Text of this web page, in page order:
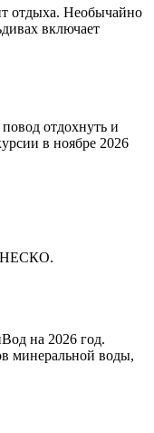
отдыха. Необычайно
включает
отдохнуть и
в ноябре 2026
на 2026 год.
минеральной воды,